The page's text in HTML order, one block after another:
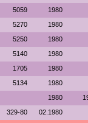
5059 1980
5270 1980
5250 1980
5140 1980
1705 1980
5134 1980
1980
329-80 02.1980